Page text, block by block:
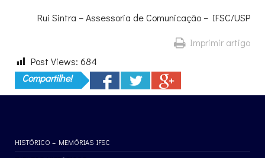
Rui Sintra – Assessoria de Comunicação – IFSC/USP
Imprimir artigo
Post Views: 684
Compartilhe!
HISTÓRICO – MEMÓRIAS IFSC